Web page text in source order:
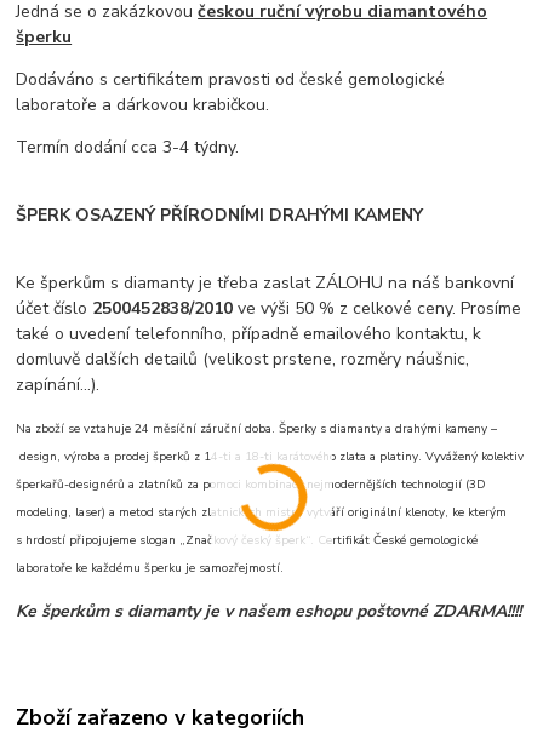
Jedná se o zakázkovoučeskou ruční výrobu diamantového
šperku
Dodáváno s certifikátem pravosti od české gemologické
laboratoře a dárkovou krabičkou.
Termín dodání cca 3-4 týdny.
ŠPERK OSAZENÝ PŘÍRODNÍMI DRAHÝMI KAMENY
Ke šperkům s diamanty je třeba zaslat ZÁLOHU na náš bankovní
účet číslo 2500452838/2010ve výši 50 % z celkové ceny. Prosíme
také o uvedení telefonního, případně emailového kontaktu, k
domluvě dalších detailů (velikost prstene, rozměry náušnic,
zapínání...).
Na zboží se vztahuje 24 měsíční záruční doba. Šperky s diamanty a drahými kameny –
design, výroba a prodej šperků z 14-ti a 18-ti karátového zlata a platiny. Vyvážený kolektiv
šperkařů-designérů a zlatníků za pomoci kombinace nejmodernějších technologií (3D
modeling, laser) a metod starých zlatnických mistrů vytváří originální klenoty, ke kterým
s hrdostí připojujeme slogan „Značkový český šperk“. Certifikát České gemologické
laboratoře ke každému šperku je samozřejmostí.
Ke šperkům s diamanty je v našem eshopu poštovné ZDARMA!!!!
Zboží zařazeno v kategoriích